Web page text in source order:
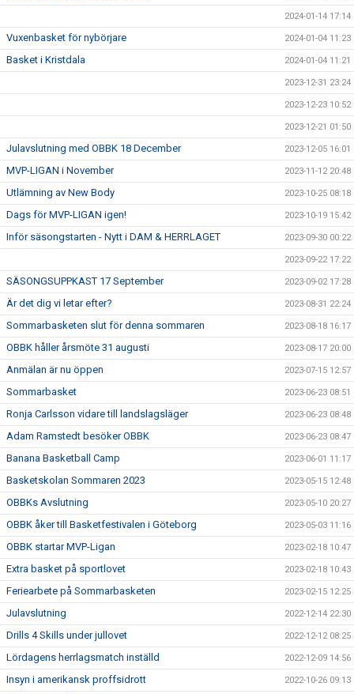
2024-01-14 17:14
Vuxenbasket för nybörjare 2024-01-04 11:23
Basket i Kristdala 2024-01-04 11:21
2023-12-31 23:24
2023-12-23 10:52
2023-12-21 01:50
Julavslutning med OBBK 18 December 2023-12-05 16:01
MVP-LIGAN i November 2023-11-12 20:48
Utlämning av New Body 2023-10-25 08:18
Dags för MVP-LIGAN igen! 2023-10-19 15:42
Inför säsongstarten - Nytt i DAM & HERRLAGET 2023-09-30 00:22
2023-09-22 17:22
SÄSONGSUPPKAST 17 September 2023-09-02 17:28
Är det dig vi letar efter? 2023-08-31 22:24
Sommarbasketen slut för denna sommaren 2023-08-18 16:17
OBBK håller årsmöte 31 augusti 2023-08-17 20:00
Anmälan är nu öppen 2023-07-15 12:57
Sommarbasket 2023-06-23 08:51
Ronja Carlsson vidare till landslagsläger 2023-06-23 08:48
Adam Ramstedt besöker OBBK 2023-06-23 08:47
Banana Basketball Camp 2023-06-01 11:17
Basketskolan Sommaren 2023 2023-05-15 12:48
OBBKs Avslutning 2023-05-10 20:27
OBBK åker till Basketfestivalen i Göteborg 2023-05-03 11:16
OBBK startar MVP-Ligan 2023-02-18 10:47
Extra basket på sportlovet 2023-02-18 10:43
Feriearbete på Sommarbasketen 2023-02-15 12:25
Julavslutning 2022-12-14 22:30
Drills 4 Skills under jullovet 2022-12-12 08:25
Lördagens herrlagsmatch inställd 2022-12-09 14:56
Insyn i amerikansk proffsidrott 2022-10-26 09:13